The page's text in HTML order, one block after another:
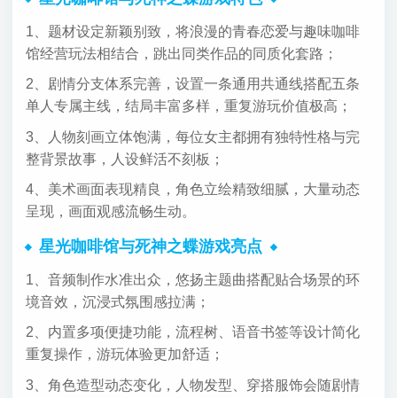
1、题材设定新颖别致，将浪漫的青春恋爱与趣味咖啡
馆经营玩法相结合，跳出同类作品的同质化套路；
2、剧情分支体系完善，设置一条通用共通线搭配五条
单人专属主线，结局丰富多样，重复游玩价值极高；
3、人物刻画立体饱满，每位女主都拥有独特性格与完
整背景故事，人设鲜活不刻板；
4、美术画面表现精良，角色立绘精致细腻，大量动态
呈现，画面观感流畅生动。
星光咖啡馆与死神之蝶游戏亮点
1、音频制作水准出众，悠扬主题曲搭配贴合场景的环
境音效，沉浸式氛围感拉满；
2、内置多项便捷功能，流程树、语音书签等设计简化
重复操作，游玩体验更加舒适；
3、角色造型动态变化，人物发型、穿搭服饰会随剧情